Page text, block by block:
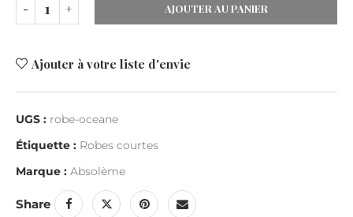
AJOUTER AU PANIER
Ajouter à votre liste d'envie
UGS : robe-oceane
Étiquette : Robes courtes
Marque : Absolème
Share